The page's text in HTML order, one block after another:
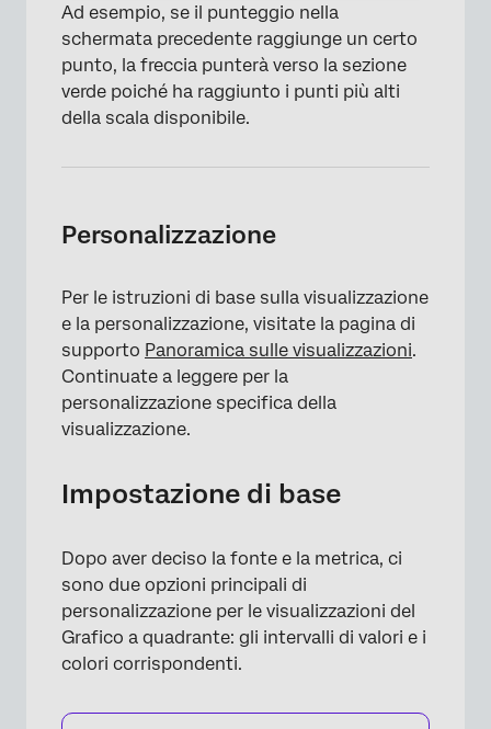
Ad esempio, se il punteggio nella
schermata precedente raggiunge un certo
punto, la freccia punterà verso la sezione
verde poiché ha raggiunto i punti più alti
della scala disponibile.
Personalizzazione
Per le istruzioni di base sulla visualizzazione
e la personalizzazione, visitate la pagina di
supporto Panoramica sulle visualizzazioni.
Continuate a leggere per la
personalizzazione specifica della
visualizzazione.
Impostazione di base
Dopo aver deciso la fonte e la metrica, ci
sono due opzioni principali di
personalizzazione per le visualizzazioni del
Grafico a quadrante: gli intervalli di valori e i
colori corrispondenti.